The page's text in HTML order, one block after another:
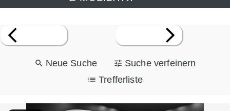
Neue Suche
Suche verfeinern
Trefferliste